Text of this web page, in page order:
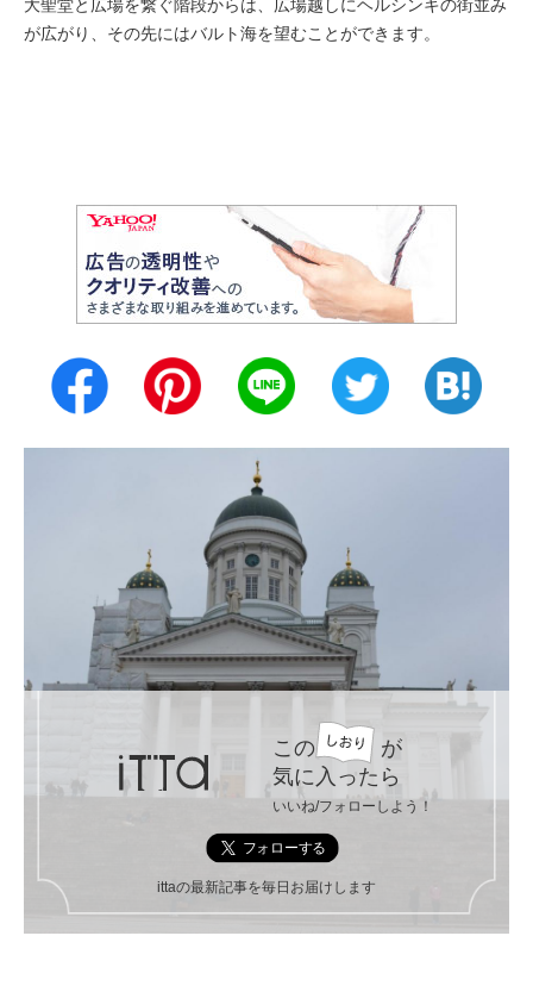
大聖堂と広場を繋ぐ階段からは、広場越しにヘルシンキの街並み
が広がり、その先にはバルト海を望むことができます。
この
が
気に入ったら
いいね/フォローしよう！
ittaの最新記事を毎日お届けします